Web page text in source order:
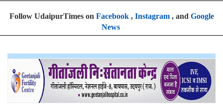
Follow UdaipurTimes on Facebook, Instagram, and Google
News